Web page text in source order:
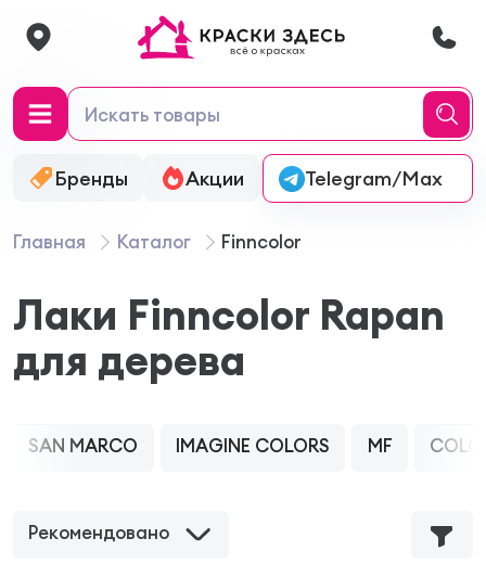
Бренды Акции Онлайн-колеровка
Telegram/Max
Главная Каталог Finncolor
Лаки Finncolor Rapan
для дерева
Рекомендовано
SAN MARCO IMAGINE COLORS MF